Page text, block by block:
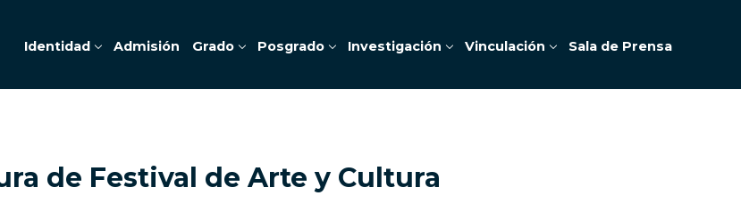
Identidad Admisión Grado Posgrado Investigación Vinculación Sala de Prensa
de Festival de Arte y Cultura